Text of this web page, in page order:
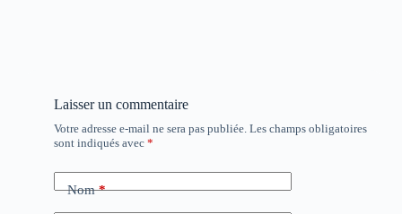
Laisser un commentaire
Votre adresse e-mail ne sera pas publiée. Les champs obligatoires
sont indiqués avec *
Nom*